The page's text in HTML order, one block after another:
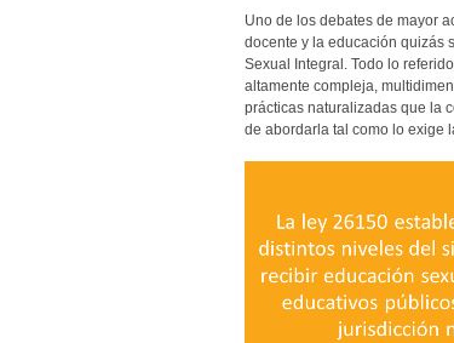
Uno de los debates de mayor
docente y la educación quizás
Sexual Integral. Todo lo
altamente compleja,
prácticas naturalizadas que la
de abordarla tal como lo exige